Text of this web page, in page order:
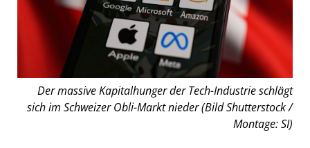
Der massive Kapitalhunger der Tech-Industrie schlägt
sich im Schweizer Obli-Markt nieder (Bild Shutterstock /
Montage: SI)